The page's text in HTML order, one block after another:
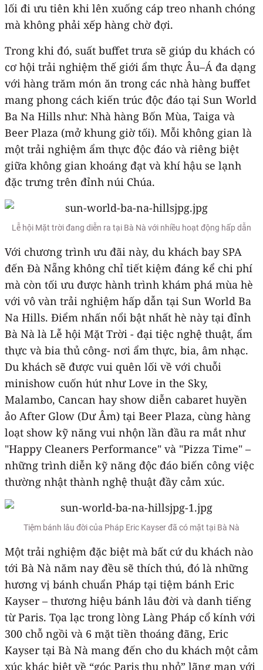
lối đi ưu tiên khi lên xuống cáp treo nhanh chóng
mà không phải xếp hàng chờ đợi.
Trong khi đó, suất buffet trưa sẽ giúp du khách có
cơ hội trải nghiệm thế giới ẩm thực Âu–Á đa dạng
với hàng trăm món ăn trong các nhà hàng buffet
mang phong cách kiến trúc độc đáo tại Sun World
Ba Na Hills như: Nhà hàng Bốn Mùa, Taiga và
Beer Plaza (mở khung giờ tối). Mỗi không gian là
một trải nghiệm ẩm thực độc đáo và riêng biệt
giữa không gian khoáng đạt và khí hậu se lạnh
đặc trưng trên đỉnh núi Chúa.
Lễ hội Mặt trời đang diễn ra tại Bà Nà với nhiều hoạt động hấp dẫn
Với chương trình ưu đãi này, du khách bay SPA
đến Đà Nẵng không chỉ tiết kiệm đáng kể chi phí
mà còn tối ưu được hành trình khám phá mùa hè
với vô vàn trải nghiệm hấp dẫn tại Sun World Ba
Na Hills. Điểm nhấn nổi bật nhất hè này tại đỉnh
Bà Nà là Lễ hội Mặt Trời - đại tiệc nghệ thuật, ẩm
thực và bia thủ công- nơi ẩm thực, bia, âm nhạc.
Du khách sẽ được vui quên lối về với chuỗi
minishow cuốn hút như Love in the Sky,
Malambo, Cancan hay show diễn cabaret huyền
ảo After Glow (Dư Âm) tại Beer Plaza, cùng hàng
loạt show kỹ năng vui nhộn lần đầu ra mắt như
"Happy Cleaners Performance" và "Pizza Time" –
những trình diễn kỹ năng độc đáo biến công việc
thường nhật thành nghệ thuật đầy cảm xúc.
Tiệm bánh lâu đời của Pháp Eric Kayser đã có mặt tại Bà Nà
Một trải nghiệm đặc biệt mà bất cứ du khách nào
tới Bà Nà năm nay đều sẽ thích thú, đó là những
hương vị bánh chuẩn Pháp tại tiệm bánh Eric
Kayser – thương hiệu bánh lâu đời và danh tiếng
từ Paris. Tọa lạc trong lòng Làng Pháp cổ kính với
300 chỗ ngồi và 6 mặt tiền thoáng đãng, Eric
Kayser tại Bà Nà mang đến cho du khách một cảm
xúc khác biệt về “góc Paris thu nhỏ” lãng mạn với